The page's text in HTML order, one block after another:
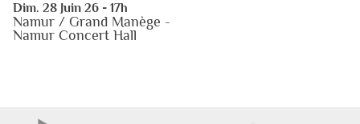
Dim. 28 Juin 26 - 17h
Namur / Grand Manège -
Namur Concert Hall